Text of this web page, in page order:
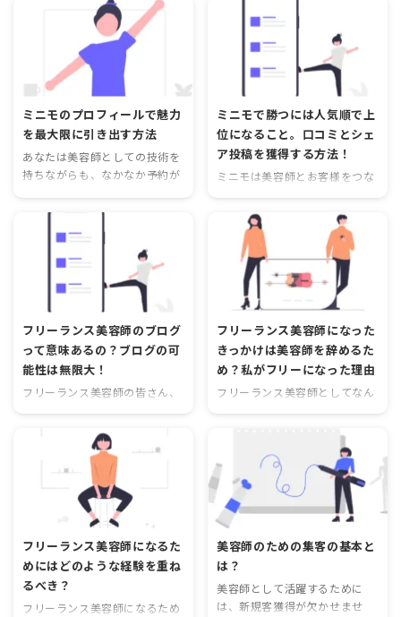
選 収入の不安定 仕入れ先の不
自由 トラブル時の自己対応 収
入の不安定 サロンに雇用されて
いる時は毎月一定額が給料とし
て支払われていましたが、 ...
ミニモのプロフィールで魅力
を最大限に引き出す方法
あなたは美容師としての技術を
持ちながらも、なかなか予約が
んか？実は、その原因はプロフ
ミニモのプロフィールは、あな
たの個性や魅力を最大限に引き
出すための重要なツールです。
そこで今回は、ミニモのプロフ
ィールに沿った興味深いタイト
ルをご紹介します。 プロフィー
ル写真を魅力的に プロフィール
写真は、最初に客に与える印象
を左右する重要な要素です。自
らうことができます。相手にど
んな印象を与えたいのかを考え
ミニモで勝つには人気順で上
位になること。口コミとシェ
ア投稿を獲得する方法！
ミニモは美容師とお客様をつな
が高まっています。しかし、予
約が入らないという悩みを抱え
ている美容師も多いのではない
でしょうか？ ミニモで予約が入
らないと悩んでいる美容師にと
って、人気順で上位に表示され
なら、ユーザーは検索結果の上
位に表示された美容師に注目
し、予約を入れる傾向があるか
らです。では、どのようにして
になるためには 以下に、人気順
で上位になるための方法をご紹
介します。 口コミを積極的に集
フリーランス美容師のブログ
って意味あるの？ブログの可
能性は無限大！
フリーランス美容師の皆さん、
か？集客のためには様々な方法
がありますが、その中でもブロ
グは非常に有効な手段の一つで
す。では、なぜフリーランス美
容師にとってブログが意味ある
てみましょう。 ブログが集客に
つながる理由 フリーランス美容
師の場合、多かれ少なかれ常に
新しいお客様を探す必要があり
フリーランス美容師になった
きっかけは美容師を辞めるた
め？私がフリーになった理由
フリーランス美容師としてなん
美容師になることになったきっ
かけは、独立のためなど煌めい
た理由ではなく結果的にフリー
ランス美容師としてやるしかな
くなったというのが理由になり
しを始めた28歳 美容師やめよ
うかと思ったのは28歳の時。当
時いたサロンで独立やら結婚や
らで次々にスタッフがやめてし
フリーランス美容師になるた
めにはどのような経験を重ね
るべき？
フリーランス美容師になるため
美容師のための集客の基本と
は？
美容師として活躍するために
は、新規客獲得が欠かせませ